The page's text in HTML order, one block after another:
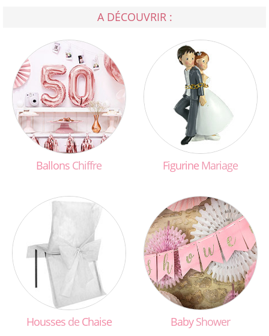
A DÉCOUVRIR :
Ballons Chiffre Figurine Mariage
Housses deChaise BabyShower